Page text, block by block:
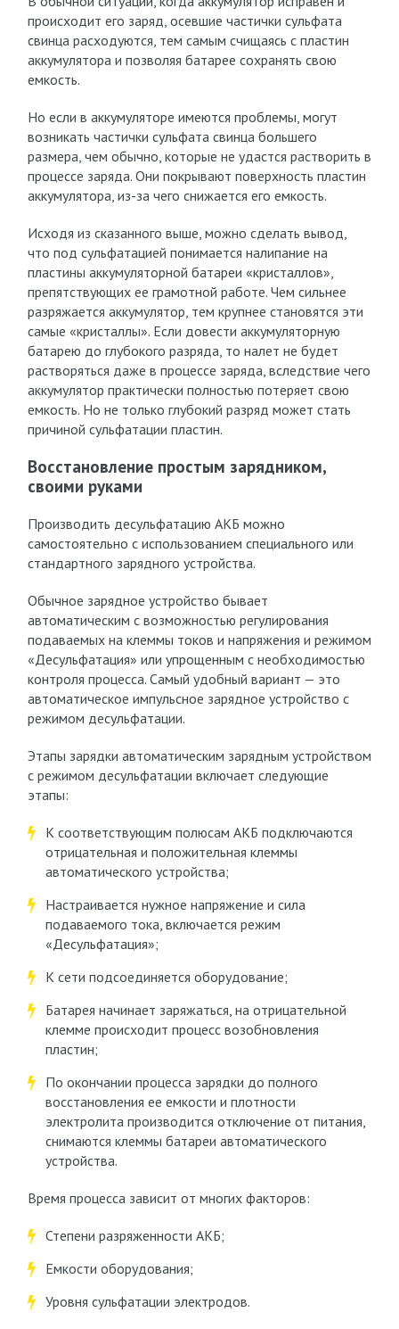
происходит его заряд, осевшие частички сульфата
свинца расходуются, тем самым счищаясь с пластин
аккумулятора и позволяя батарее сохранять свою
емкость.
Но если в аккумуляторе имеются проблемы, могут
возникать частички сульфата свинца большего
размера, чем обычно, которые не удастся растворить в
процессе заряда. Они покрывают поверхность пластин
аккумулятора, из-за чего снижается его емкость.
Исходя из сказанного выше, можно сделать вывод,
что под сульфатацией понимается налипание на
пластины аккумуляторной батареи «кристаллов»,
препятствующих ее грамотной работе. Чем сильнее
разряжается аккумулятор, тем крупнее становятся эти
самые «кристаллы». Если довести аккумуляторную
батарею до глубокого разряда, то налет не будет
растворяться даже в процессе заряда, вследствие чего
аккумулятор практически полностью потеряет свою
емкость. Но не только глубокий разряд может стать
причиной сульфатации пластин.
Восстановление простым зарядником,
своими руками
Производить десульфатацию АКБ можно
самостоятельно с использованием специального или
стандартного зарядного устройства.
Обычное зарядное устройство бывает
автоматическим с возможностью регулирования
подаваемых на клеммы токов и напряжения и режимом
«Десульфатация» или упрощенным с необходимостью
контроля процесса. Самый удобный вариант — это
автоматическое импульсное зарядное устройство с
режимом десульфатации.
Этапы зарядки автоматическим зарядным устройством
с режимом десульфатации включает следующие
этапы:
К соответствующим полюсам АКБ подключаются
отрицательная и положительная клеммы
автоматического устройства;
Настраивается нужное напряжение и сила
подаваемого тока, включается режим
«Десульфатация»;
К сети подсоединяется оборудование;
Батарея начинает заряжаться, на отрицательной
клемме происходит процесс возобновления
пластин;
По окончании процесса зарядки до полного
восстановления ее емкости и плотности
электролита производится отключение от питания,
снимаются клеммы батареи автоматического
устройства.
Время процесса зависит от многих факторов:
Степени разряженности АКБ;
Емкости оборудования;
Уровня сульфатации электродов.